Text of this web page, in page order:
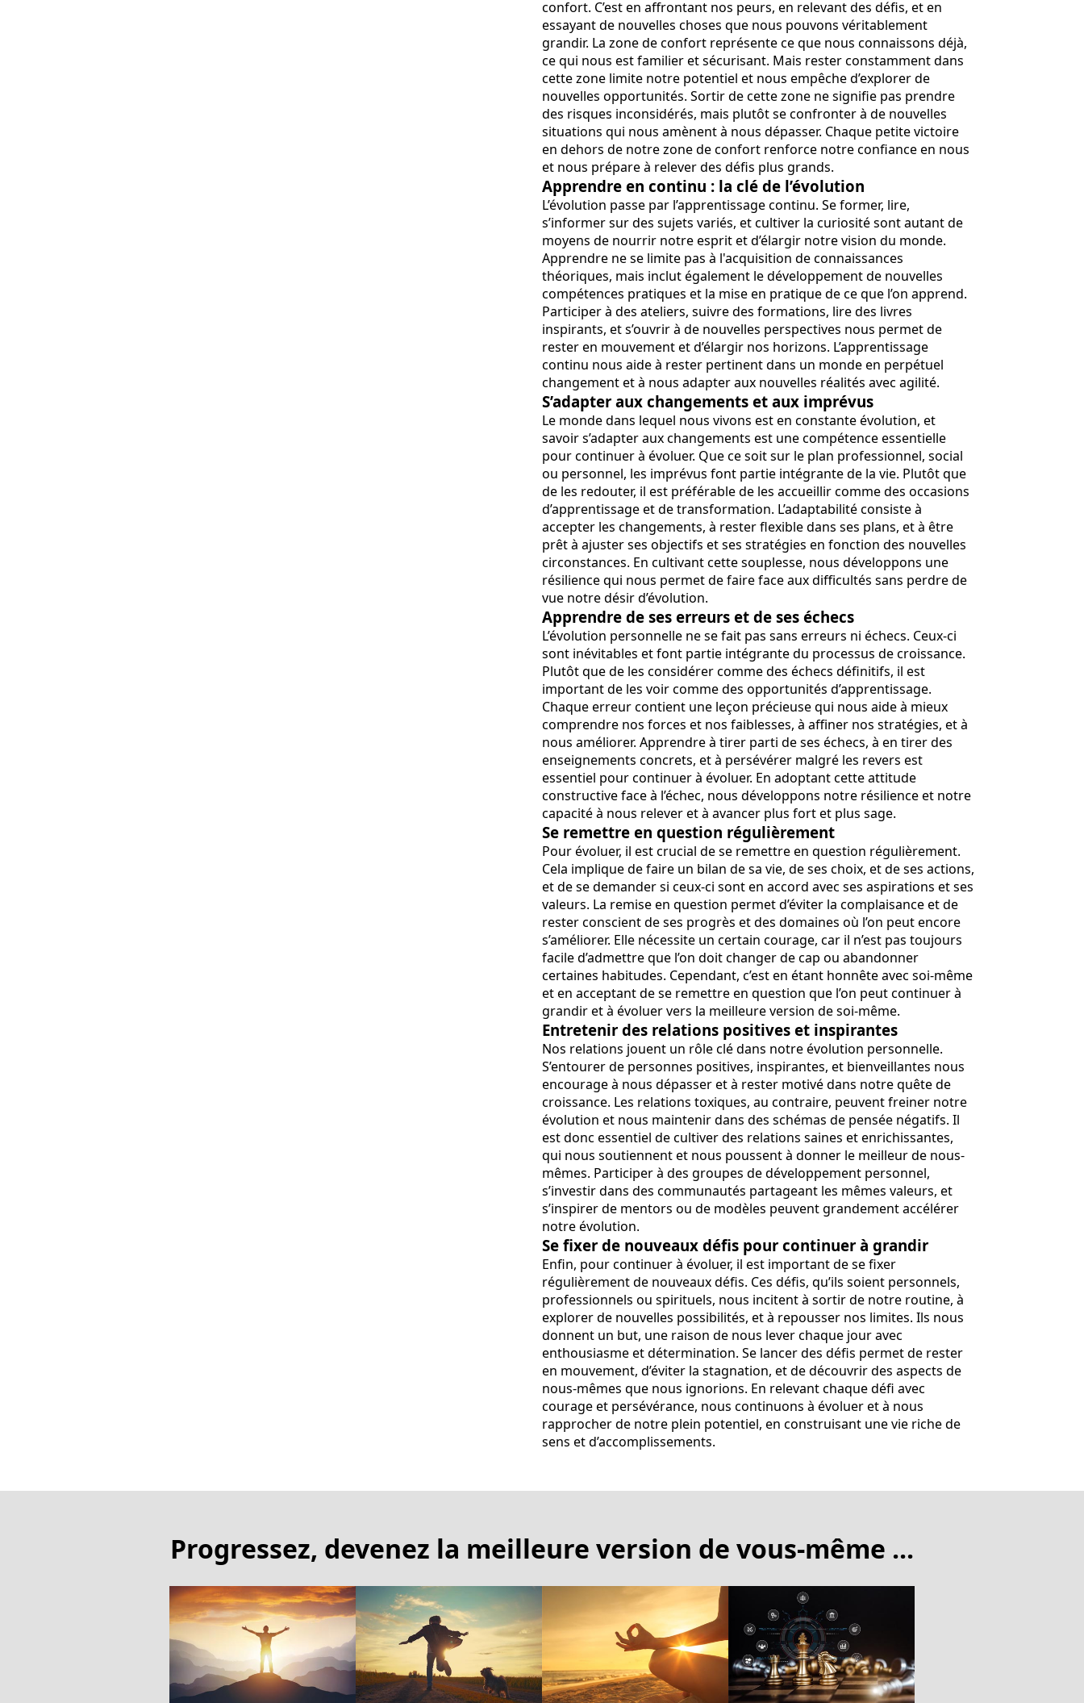
confort. C’est en affrontant nos peurs, en relevant des défis, et en
essayant de nouvelles choses que nous pouvons véritablement
grandir. La zone de confort représente ce que nous connaissons déjà,
ce qui nous est familier et sécurisant. Mais rester constamment dans
cette zone limite notre potentiel et nous empêche d’explorer de
nouvelles opportunités. Sortir de cette zone ne signifie pas prendre
des risques inconsidérés, mais plutôt se confronter à de nouvelles
situations qui nous amènent à nous dépasser. Chaque petite victoire
en dehors de notre zone de confort renforce notre confiance en nous
et nous prépare à relever des défis plus grands.
Apprendre en continu : la clé de l’évolution
L’évolution passe par l’apprentissage continu. Se former, lire,
s’informer sur des sujets variés, et cultiver la curiosité sont autant de
moyens de nourrir notre esprit et d’élargir notre vision du monde.
Apprendre ne se limite pas à l'acquisition de connaissances
théoriques, mais inclut également le développement de nouvelles
compétences pratiques et la mise en pratique de ce que l’on apprend.
Participer à des ateliers, suivre des formations, lire des livres
inspirants, et s’ouvrir à de nouvelles perspectives nous permet de
rester en mouvement et d’élargir nos horizons. L’apprentissage
continu nous aide à rester pertinent dans un monde en perpétuel
changement et à nous adapter aux nouvelles réalités avec agilité.
S’adapter aux changements et aux imprévus
Le monde dans lequel nous vivons est en constante évolution, et
savoir s’adapter aux changements est une compétence essentielle
pour continuer à évoluer. Que ce soit sur le plan professionnel, social
ou personnel, les imprévus font partie intégrante de la vie. Plutôt que
de les redouter, il est préférable de les accueillir comme des occasions
d’apprentissage et de transformation. L’adaptabilité consiste à
accepter les changements, à rester flexible dans ses plans, et à être
prêt à ajuster ses objectifs et ses stratégies en fonction des nouvelles
circonstances. En cultivant cette souplesse, nous développons une
résilience qui nous permet de faire face aux difficultés sans perdre de
vue notre désir d’évolution.
Apprendre de ses erreurs et de ses échecs
L’évolution personnelle ne se fait pas sans erreurs ni échecs. Ceux-ci
sont inévitables et font partie intégrante du processus de croissance.
Plutôt que de les considérer comme des échecs définitifs, il est
important de les voir comme des opportunités d’apprentissage.
Chaque erreur contient une leçon précieuse qui nous aide à mieux
comprendre nos forces et nos faiblesses, à affiner nos stratégies, et à
nous améliorer. Apprendre à tirer parti de ses échecs, à en tirer des
enseignements concrets, et à persévérer malgré les revers est
essentiel pour continuer à évoluer. En adoptant cette attitude
constructive face à l’échec, nous développons notre résilience et notre
capacité à nous relever et à avancer plus fort et plus sage.
Se remettre en question régulièrement
Pour évoluer, il est crucial de se remettre en question régulièrement.
Cela implique de faire un bilan de sa vie, de ses choix, et de ses actions,
et de se demander si ceux-ci sont en accord avec ses aspirations et ses
valeurs. La remise en question permet d’éviter la complaisance et de
rester conscient de ses progrès et des domaines où l’on peut encore
s’améliorer. Elle nécessite un certain courage, car il n’est pas toujours
facile d’admettre que l’on doit changer de cap ou abandonner
certaines habitudes. Cependant, c’est en étant honnête avec soi-même
et en acceptant de se remettre en question que l’on peut continuer à
grandir et à évoluer vers la meilleure version de soi-même.
Entretenir des relations positives et inspirantes
Nos relations jouent un rôle clé dans notre évolution personnelle.
S’entourer de personnes positives, inspirantes, et bienveillantes nous
encourage à nous dépasser et à rester motivé dans notre quête de
croissance. Les relations toxiques, au contraire, peuvent freiner notre
évolution et nous maintenir dans des schémas de pensée négatifs. Il
est donc essentiel de cultiver des relations saines et enrichissantes,
qui nous soutiennent et nous poussent à donner le meilleur de nous-
mêmes. Participer à des groupes de développement personnel,
s’investir dans des communautés partageant les mêmes valeurs, et
s’inspirer de mentors ou de modèles peuvent grandement accélérer
notre évolution.
Se fixer de nouveaux défis pour continuer à grandir
Enfin, pour continuer à évoluer, il est important de se fixer
régulièrement de nouveaux défis. Ces défis, qu’ils soient personnels,
professionnels ou spirituels, nous incitent à sortir de notre routine, à
explorer de nouvelles possibilités, et à repousser nos limites. Ils nous
donnent un but, une raison de nous lever chaque jour avec
enthousiasme et détermination. Se lancer des défis permet de rester
en mouvement, d’éviter la stagnation, et de découvrir des aspects de
nous-mêmes que nous ignorions. En relevant chaque défi avec
courage et persévérance, nous continuons à évoluer et à nous
rapprocher de notre plein potentiel, en construisant une vie riche de
sens et d’accomplissements.
Progressez, devenez la meilleure version de vous-même ...